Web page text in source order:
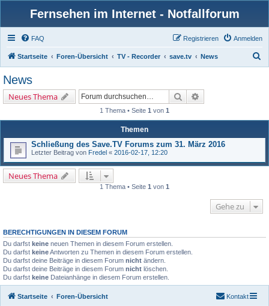
Fernsehen im Internet - Notfallforum
FAQ Anmelden
Registrieren
Startseite Foren-Übersicht TV - Recorder save.tv News
News
Neues Thema Suche
1 Thema • Seite 1 von 1
Themen
Schließung des Save.TV Forums zum 31. März 2016
Letzter Beitrag von Fredel « 2016-02-17, 12:20
Neues Thema
1 Thema • Seite 1 von 1
Gehe zu
BERECHTIGUNGEN IN DIESEM FORUM
Du darfst keine neuen Themen in diesem Forum erstellen.
Du darfst keineAntworten zu Themen in diesem Forum erstellen.
Du darfst deine Beiträge in diesem Forum nicht ändern.
Du darfst deine Beiträge in diesem Forum nicht löschen.
Du darfst keine Dateianhänge in diesem Forum erstellen.
Startseite Foren-Übersicht Kontakt